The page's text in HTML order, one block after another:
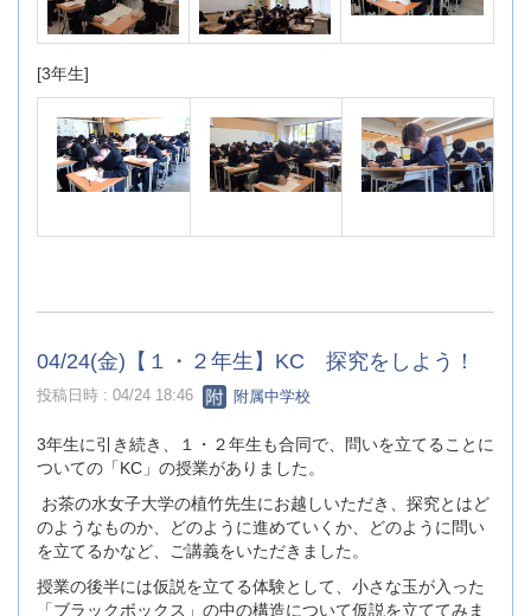
[3年生]
04/24(金)【１・２年生】KC 探究をしよう！
投稿日時 : 04/24 18:46 附属中学校
3年生に引き続き、１・２年生も合同で、問いを立てることに
ついての「KC」の授業がありました。
お茶の水女子大学の植竹先生にお越しいただき、探究とはど
のようなものか、どのように進めていくか、どのように問い
を立てるかなど、ご講義をいただきました。
授業の後半には仮説を立てる体験として、小さな玉が入った
「ブラックボックス」の中の構造について仮説を立ててみま